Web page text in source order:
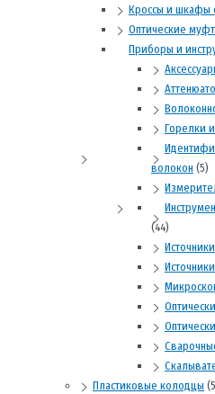
Кроссы и шкафы
Оптические
Приборы и
Горелки
волокон (5)
(44)
Пластиковые колодцы